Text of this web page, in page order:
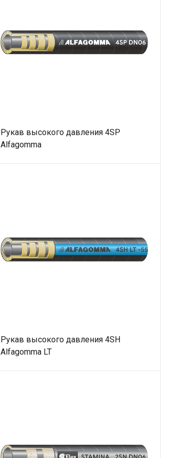
Рукав высокого давления 4SP
Alfagomma
Рукав высокого давления 4SH
Alfagomma LT